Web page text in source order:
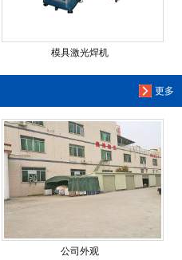
模具激光焊机
更多
公司外观